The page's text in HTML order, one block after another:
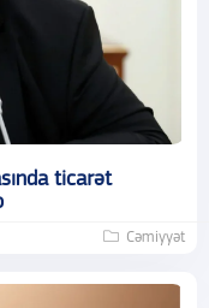
ticarət
Cəmiyyət